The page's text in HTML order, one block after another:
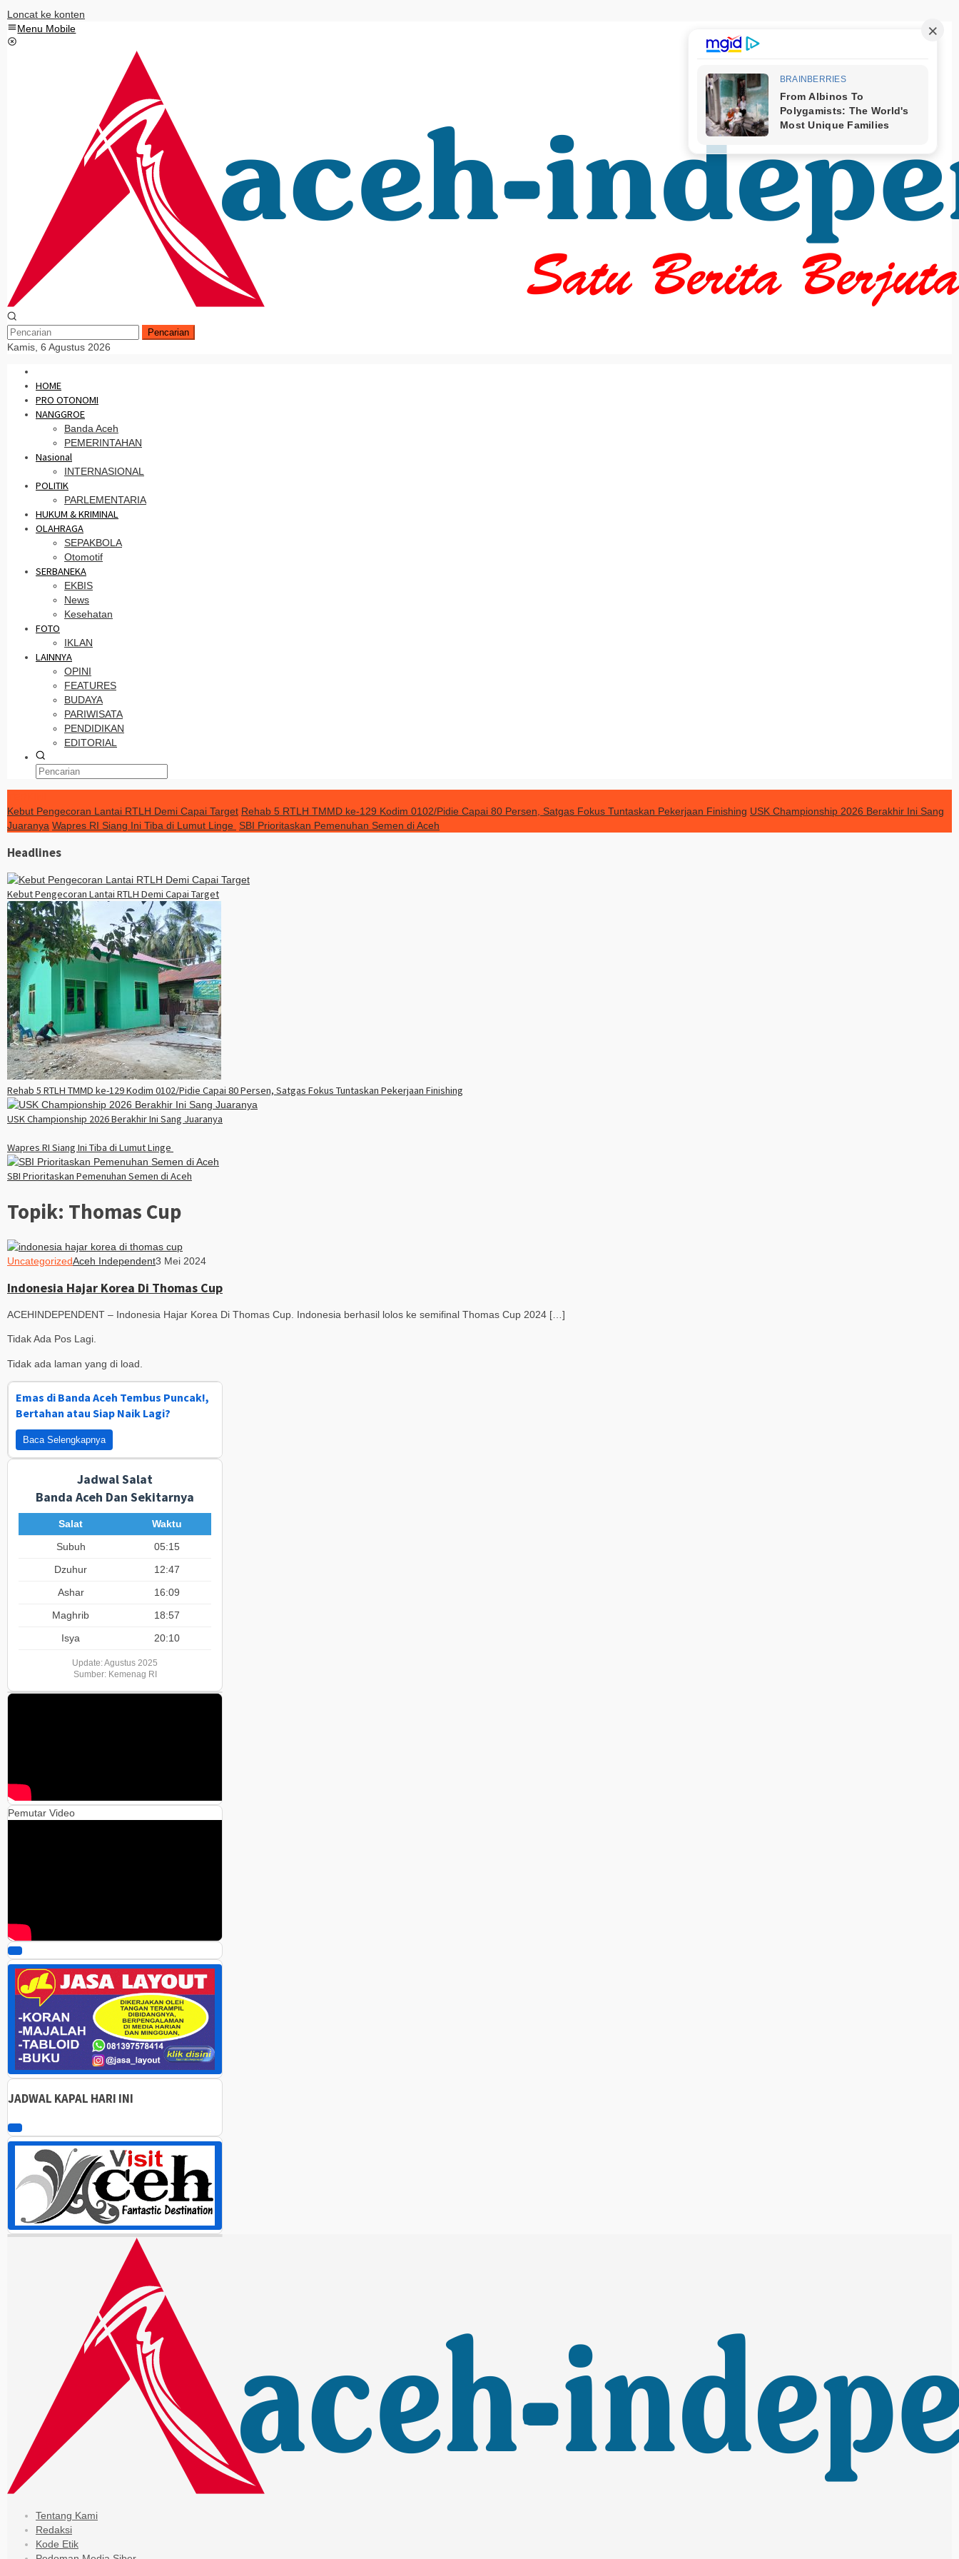
Loncat ke konten
Menu Mobile
Pencarian
Kamis, 6 Agustus 2026
HOME
PRO OTONOMI
NANGGROE
Banda Aceh
PEMERINTAHAN
Nasional
INTERNASIONAL
POLITIK
PARLEMENTARIA
HUKUM & KRIMINAL
OLAHRAGA
SEPAKBOLA
Otomotif
SERBANEKA
EKBIS
News
Kesehatan
FOTO
IKLAN
LAINNYA
OPINI
FEATURES
BUDAYA
PARIWISATA
PENDIDIKAN
EDITORIAL
Kebut Pengecoran Lantai RTLH Demi Capai Target Rehab 5 RTLH TMMD ke-129 Kodim 0102/Pidie Capai 80 Persen, Satgas Fokus Tuntaskan Pekerjaan Finishing USK Championship 2026 Berakhir Ini Sang
Juaranya Wapres RI Siang Ini Tiba di Lumut Linge SBI Prioritaskan Pemenuhan Semen di Aceh
Headlines
Kebut Pengecoran Lantai RTLH Demi Capai Target
Rehab 5 RTLH TMMD ke-129 Kodim 0102/Pidie Capai 80 Persen, Satgas Fokus Tuntaskan Pekerjaan Finishing
USK Championship 2026 Berakhir Ini Sang Juaranya
Wapres RI Siang Ini Tiba di Lumut Linge
SBI Prioritaskan Pemenuhan Semen di Aceh
Topik: Thomas Cup
UncategorizedAceh Independent3 Mei 2024
Indonesia Hajar Korea Di Thomas Cup
ACEHINDEPENDENT – Indonesia Hajar Korea Di Thomas Cup. Indonesia berhasil lolos ke semifinal Thomas Cup 2024 […]
Tidak Ada Pos Lagi.
Tidak ada laman yang di load.
Emas di Banda Aceh Tembus Puncak!,
Bertahan atau Siap Naik Lagi?
Baca Selengkapnya
Jadwal Salat
Banda Aceh Dan Sekitarnya
Salat
Waktu
Subuh
05:15
Dzuhur
12:47
Ashar
16:09
Maghrib
18:57
Isya
20:10
Update: Agustus 2025
Sumber: Kemenag RI
Pemutar Video
00:00
00:00
05:42
Gunakan Anak Panah Atas/Bawah untuk menaikkan atau menurunkan volume.
JADWAL KAPAL HARI INI
Tentang Kami
Redaksi
Kode Etik